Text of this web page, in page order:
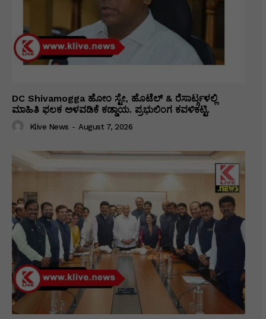
DC Shivamogga ಹೋಂ ಸ್ಟೇ, ಹೊಟೆಲ್ & ರೆಸಾರ್ಟ್ಗಳಲ್ಲಿ
ಮಾಹಿತಿ ಫಲಕ ಅಳವಡಿಕೆ ಕಡ್ಡಾಯ. ಪ್ರಭುಲಿಂಗ ಕವಳಿಕಟ್ಟಿ.
Klive News - August 7, 2026